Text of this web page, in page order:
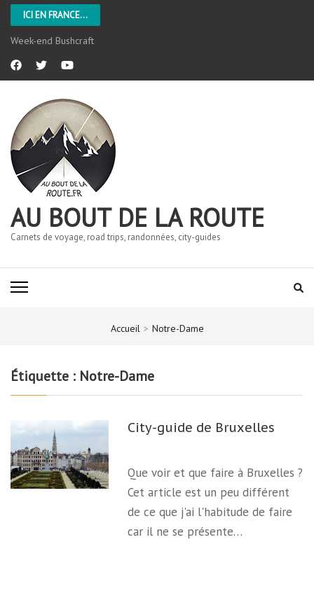
ICI EN FRANCE...
Week-end Bushcraft
AU BOUT DE LA ROUTE
Carnets de voyage, road trips, randonnées, city-guides
Accueil > Notre-Dame
Étiquette : Notre-Dame
City-guide de Bruxelles
Que voir et que faire à Bruxelles ?
Cet article est un peu différent
de ce que j'ai l'habitude de faire
car il ne se présente…